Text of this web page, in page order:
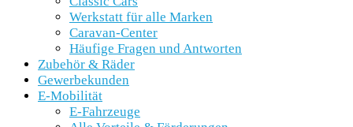
Werkstatt für alle Marken
Caravan-Center
Häufige Fragen und Antworten
Zubehör & Räder
Gewerbekunden
E-Mobilität
E-Fahrzeuge